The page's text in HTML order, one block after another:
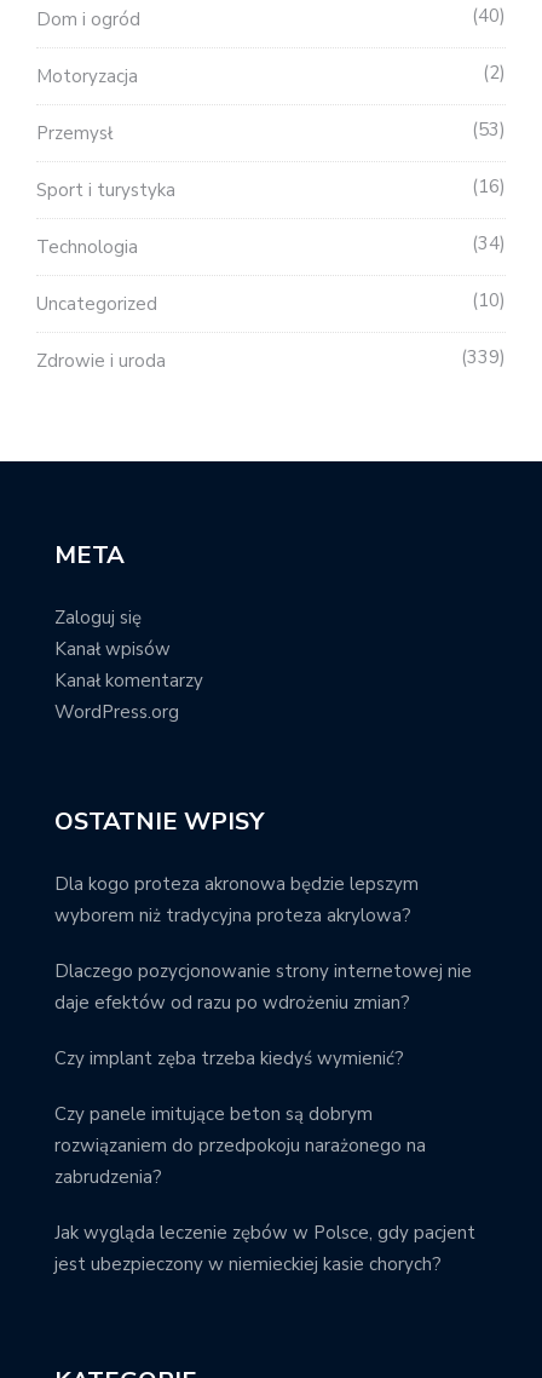
Dom i ogród 40
Motoryzacja 2
Przemysł 53
Sport i turystyka 16
Technologia 34
Uncategorized 10
Zdrowie i uroda 339
META
Zaloguj się
Kanał wpisów
Kanał komentarzy
WordPress.org
OSTATNIE WPISY
Dla kogo proteza akronowa będzie lepszym
wyborem niż tradycyjna proteza akrylowa?
Dlaczego pozycjonowanie strony internetowej nie
daje efektów od razu po wdrożeniu zmian?
Czy implant zęba trzeba kiedyś wymienić?
Czy panele imitujące beton są dobrym
rozwiązaniem do przedpokoju narażonego na
zabrudzenia?
Jak wygląda leczenie zębów w Polsce, gdy pacjent
jest ubezpieczony w niemieckiej kasie chorych?